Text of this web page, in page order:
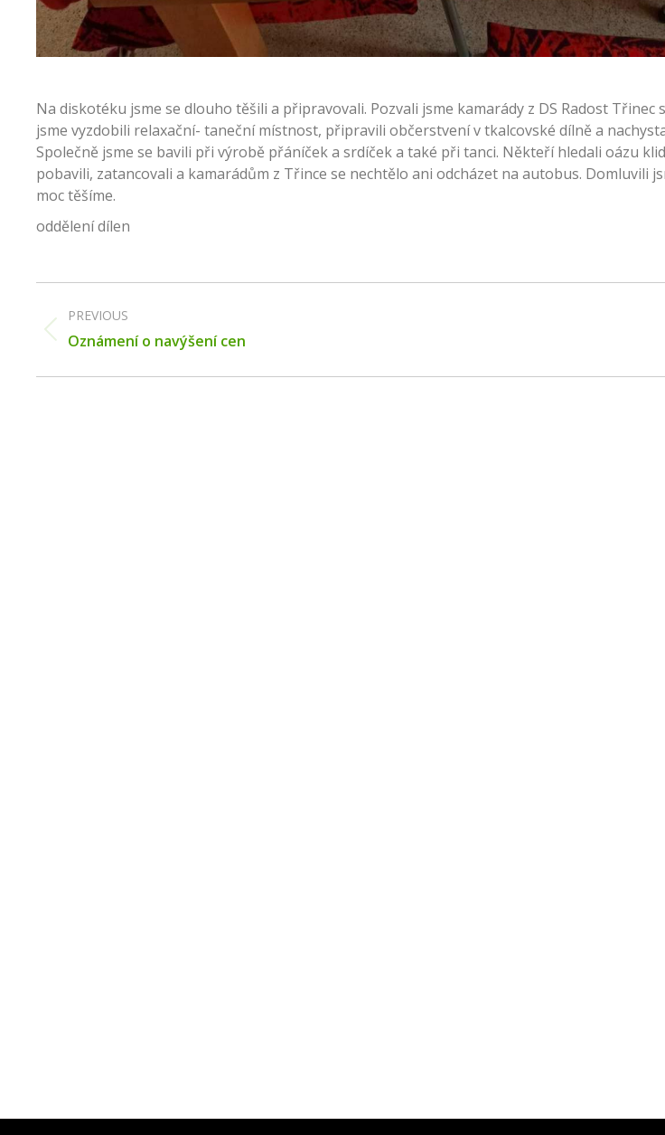
Na diskotéku jsme se dlouho těšili a připravovali. Pozvali jsme kamarády z DS Radost
jsme vyzdobili relaxační- taneční místnost, připravili občerstvení v tkalcovské dílně a
Společně jsme se bavili při výrobě přáníček a srdíček a také při tanci. Někteří hledali oázu
pobavili, zatancovali a kamarádům z Třince se nechtělo ani odcházet na autobus. Domluvili
moc těšíme.
oddělení dílen
navigation
PREVIOUS
Previous
Oznámení o navýšení cen